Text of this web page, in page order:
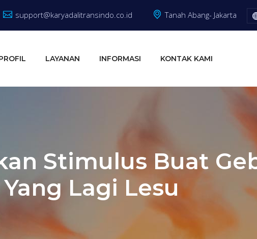
support@karyadalitransindo.co.id Tanah Abang- Jakarta
LAYANAN INFORMASI KONTAK KAMI
Stimulus Buat
Yang Lagi Lesu